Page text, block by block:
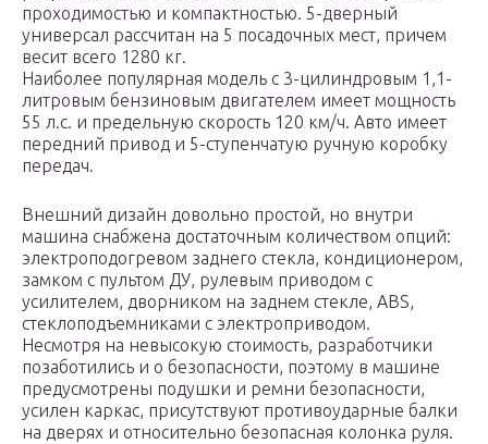
проходимостью и компактностью. 5-дверный
универсал рассчитан на 5 посадочных мест, причем
весит всего 1280 кг.
Наиболее популярная модель с 3-цилиндровым 1,1-
литровым бензиновым двигателем имеет мощность
55 л.с. и предельную скорость 120 км/ч. Авто имеет
передний привод и 5-ступенчатую ручную коробку
передач.
Внешний дизайн довольно простой, но внутри
машина снабжена достаточным количеством опций:
электроподогревом заднего стекла, кондиционером,
замком с пультом ДУ, рулевым приводом с
усилителем, дворником на заднем стекле, ABS,
стеклоподъемниками с электроприводом.
Несмотря на невысокую стоимость, разработчики
позаботились и о безопасности, поэтому в машине
предусмотрены подушки и ремни безопасности,
усилен каркас, присутствуют противоударные балки
на дверях и относительно безопасная колонка руля.